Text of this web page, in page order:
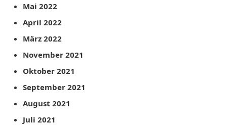
Mai 2022
April 2022
März 2022
November 2021
Oktober 2021
September 2021
August 2021
Juli 2021